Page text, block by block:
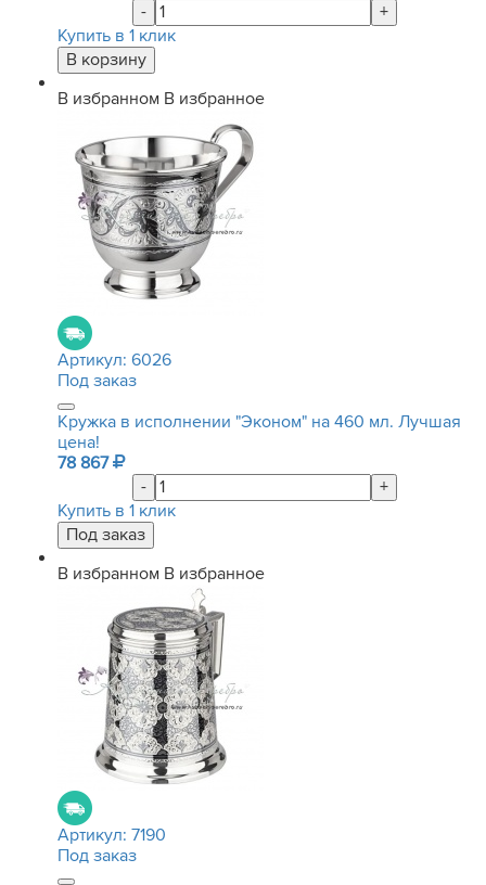
-
+
Купить в 1 клик
В избранном В избранное
Артикул: 6026
Под заказ
Кружка в исполнении "Эконом" на 460 мл. Лучшая
цена!
78 867
-
+
Купить в 1 клик
В избранном В избранное
Артикул: 7190
Под заказ